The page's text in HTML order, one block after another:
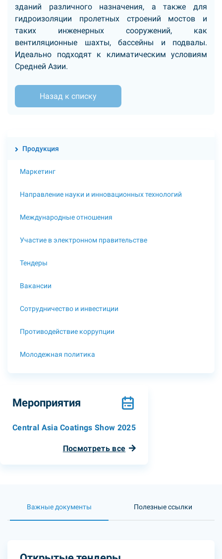
зданий различного назначения, а также для
гидроизоляции пролетных строений мостов и
таких инженерных сооружений, как
вентиляционные шахты, бассейны и подвалы.
Идеально подходят к климатическим условиям
Средней Азии.
Назад к списку
Продукция
Маркетинг
Направление науки и инновационных технологий
Международные отношения
Участие в электронном правительстве
Тендеры
Вакансии
Сотрудничество и инвестиции
Противодействие коррупции
Молодежная политика
Мероприятия
Central Asia Coatings Show 2025
Посмотреть все
Важные документы Полезные ссылки